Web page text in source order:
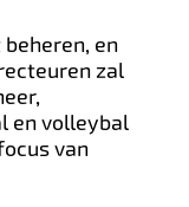
en
zal
en volleybal
van